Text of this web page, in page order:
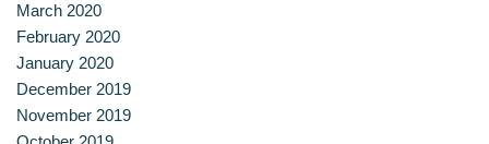
March 2020
February 2020
January 2020
December 2019
November 2019